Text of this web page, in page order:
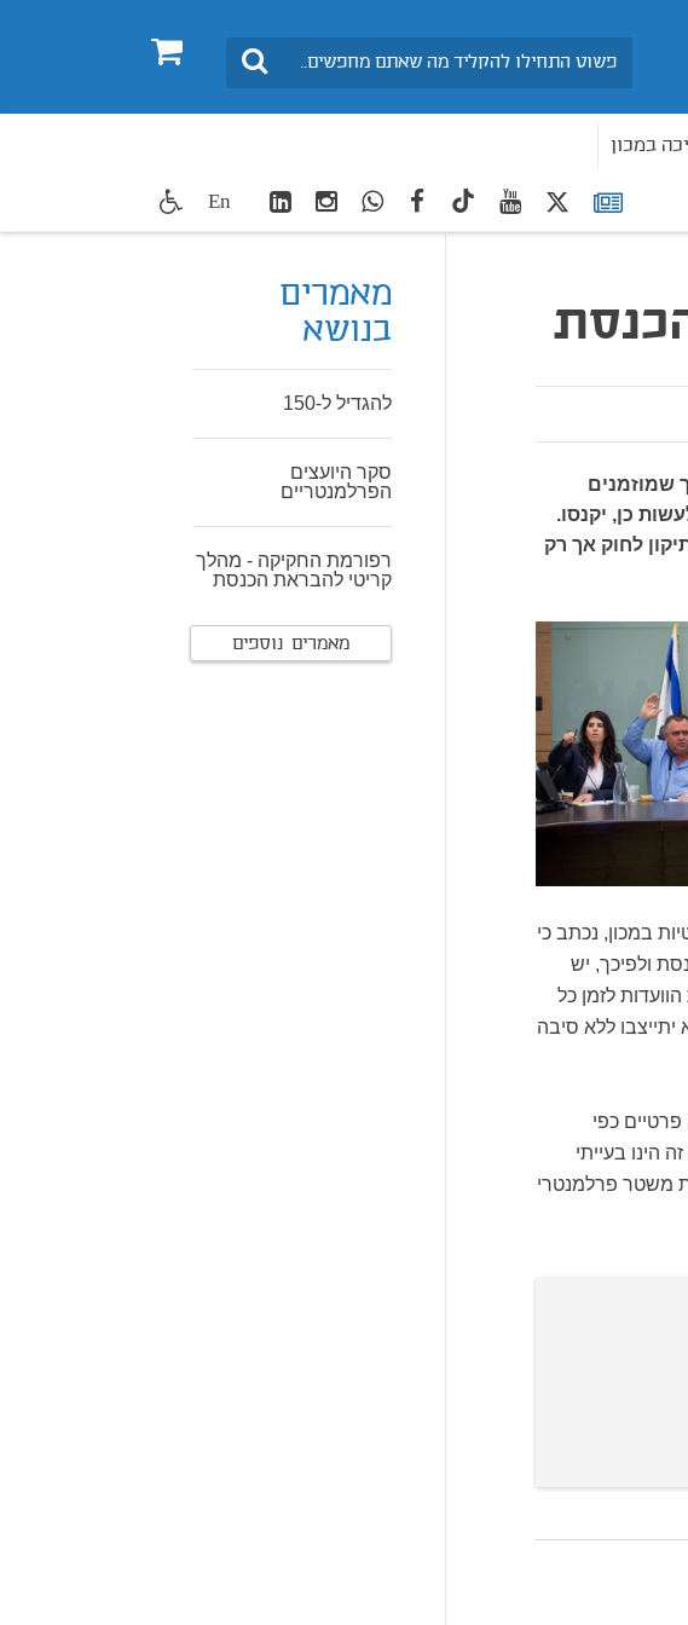
0 חיפוש
במכון
רשימת
תפוצה
twitter
youtube
TikTok
facebook
WhatsApp
Instagram
LinkedIn
En
שמוזמנים
כן, יקנסו.
לחוק אך רק
במכון, נכתב כי
ולפיכך, יש
לזמן כל
ללא סיבה
כפי
הינו בעייתי
משטר פרלמנטרי
מאמרים
בנושא
להגדיל ל-150
סקר היועצים
הפרלמנטריים
רפורמת החקיקה - מהלך
קריטי להבראת הכנסת
מאמרים נוספים